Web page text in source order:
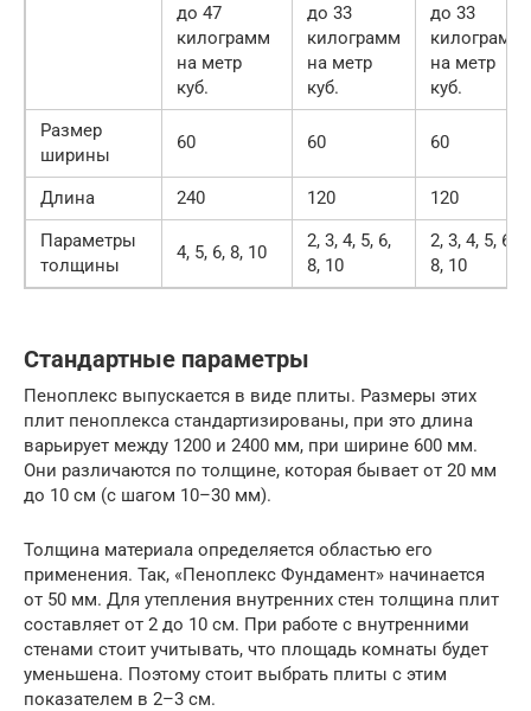
до 47
килограмм
на метр
куб.
до 33
килограмм
на метр
куб.
до 33
килограмм
на метр
куб.
Размер
ширины
60 60 60
Длина 240 120
120
Параметры
толщины
4, 5, 6, 8, 10
2, 3, 4, 5, 6,
8, 10
2, 3, 4, 5, 6,
8, 10
Стандартные параметры
Пеноплекс выпускается в виде плиты. Размеры этих
плит пеноплекса стандартизированы, при это длина
варьирует между 1200 и 2400 мм, при ширине 600 мм.
Они различаются по толщине, которая бывает от 20 мм
до 10 см (с шагом 10–30 мм).
Толщина материала определяется областью его
применения. Так, «Пеноплекс Фундамент» начинается
от 50 мм. Для утепления внутренних стен толщина плит
составляет от 2 до 10 см. При работе с внутренними
стенами стоит учитывать, что площадь комнаты будет
уменьшена. Поэтому стоит выбрать плиты с этим
показателем в 2–3 см.